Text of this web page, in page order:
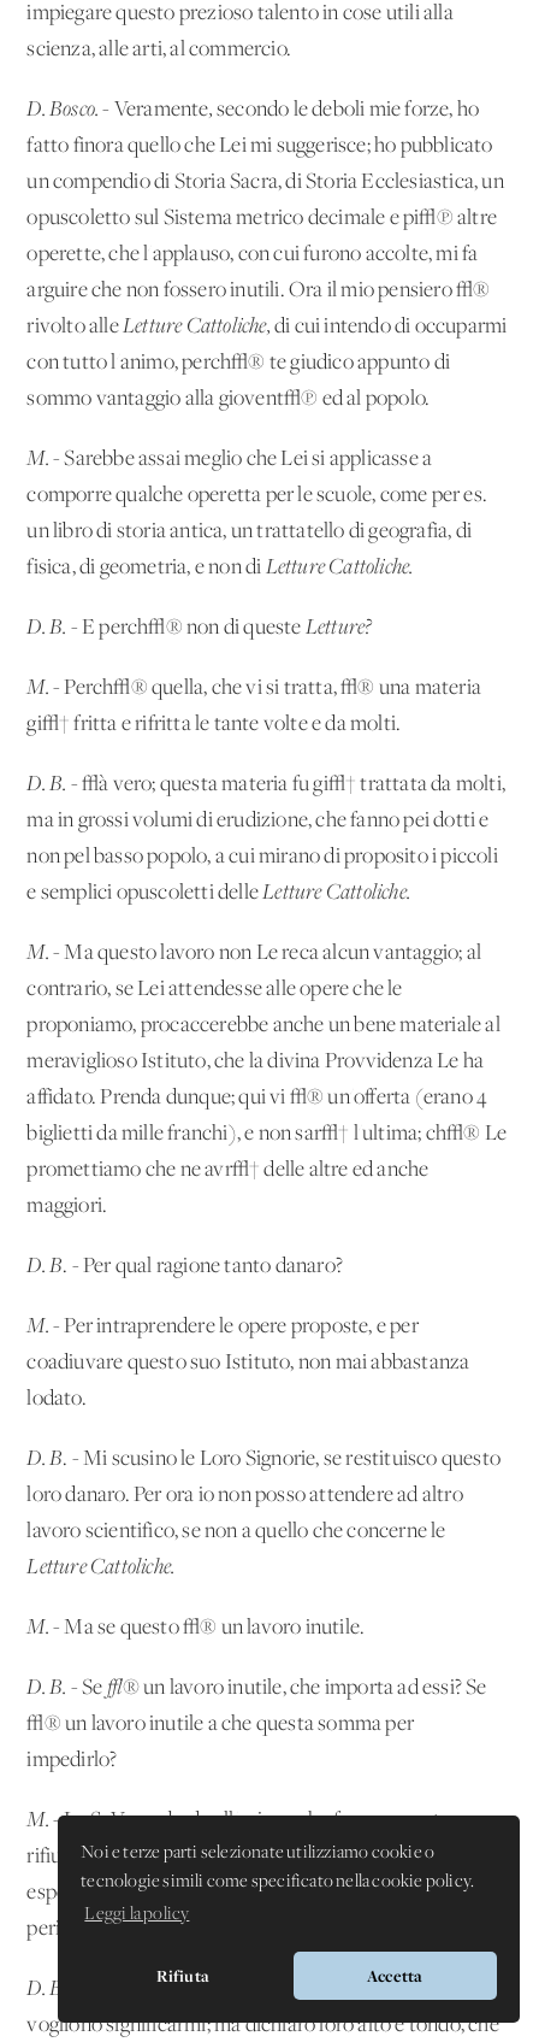
Noi e terze parti selezionate utilizziamo cookie o
tecnologie simili come specificato nella cookie policy.
Leggi la policy
Rifiuta Accetta
impiegare questo prezioso talento in cose utili alla
scienza, alle arti, al commercio.
D. Bosco. - Veramente,secondo le deboli mie forze, ho
fatto finora quello che Lei mi suggerisce; ho pubblicato
un compendio di Storia Sacra, di Storia Ecclesiastica, un
opuscoletto sul Sistema metrico decimale e pi√π altre
operette, che l'applauso, con cui furono accolte, mi fa
arguire che non fossero inutili. Ora il mio pensiero √®
rivolto alleLetture Cattoliche,di cui intendo di occuparmi
con tutto l'animo, perch√® te giudico appunto di
sommo vantaggio alla giovent√π ed al popolo.
M. - Sarebbe assai meglio che Lei si applicasse a
comporre qualche operetta per le scuole, come per es.
un libro di storia antica, un trattatello di geografia, di
fisica, di geometria, e non di Letture Cattoliche.
D. B. - E perch√® non di queste Letture?
M. - Perch√® quella, che vi si tratta, √® una materia
gi√† fritta e rifritta le tante volte e da molti.
D. B. - √à vero; questa materia fu gi√† trattata da molti,
ma in grossi volumi di erudizione, che fanno pei dotti e
non pel basso popolo, a cui mirano di proposito i piccoli
e semplici opuscoletti delleLetture Cattoliche.
M. - Ma questo lavoro non Le reca alcun vantaggio; al
contrario, se Lei attendesse alle opere che le
proponiamo, procaccerebbe anche un bene materiale al
meraviglioso Istituto, che la divina Provvidenza Le ha
affidato. Prenda dunque; qui vi √® un'offerta (erano 4
biglietti da mille franchi), e non sar√† l'ultima; ch√® Le
promettiamo che ne avr√† delle altre ed anche
maggiori.
D. B. - Per qual ragione tanto danaro?
M. - Per intraprendere le opere proposte, e per
coadiuvare questo suo Istituto, non mai abbastanza
lodato.
D. B. - Mi scusino le Loro Signorie, se restituisco questo
loro danaro. Per ora io non posso attendere ad altro
lavoro scientifico, se non a quello che concerne le
Letture Cattoliche.
M. - Ma se questo √® un lavoro inutile.
D. B. - Se √®un lavoro inutile, che importa ad essi? Se
√® un lavoro inutile a che questa somma per
impedirlo?
M. - La S. V. non bada all'azione che fa; con questo
rifiuto Lei cagiona un grave danno al suo Istituto, ed
espone la sua persona a certe conseguenze, a certi
pericoli...
D. B.
signori, capisco quello che con queste parole
vogliono significarmi; ma dichiaro loro alto e tondo, che